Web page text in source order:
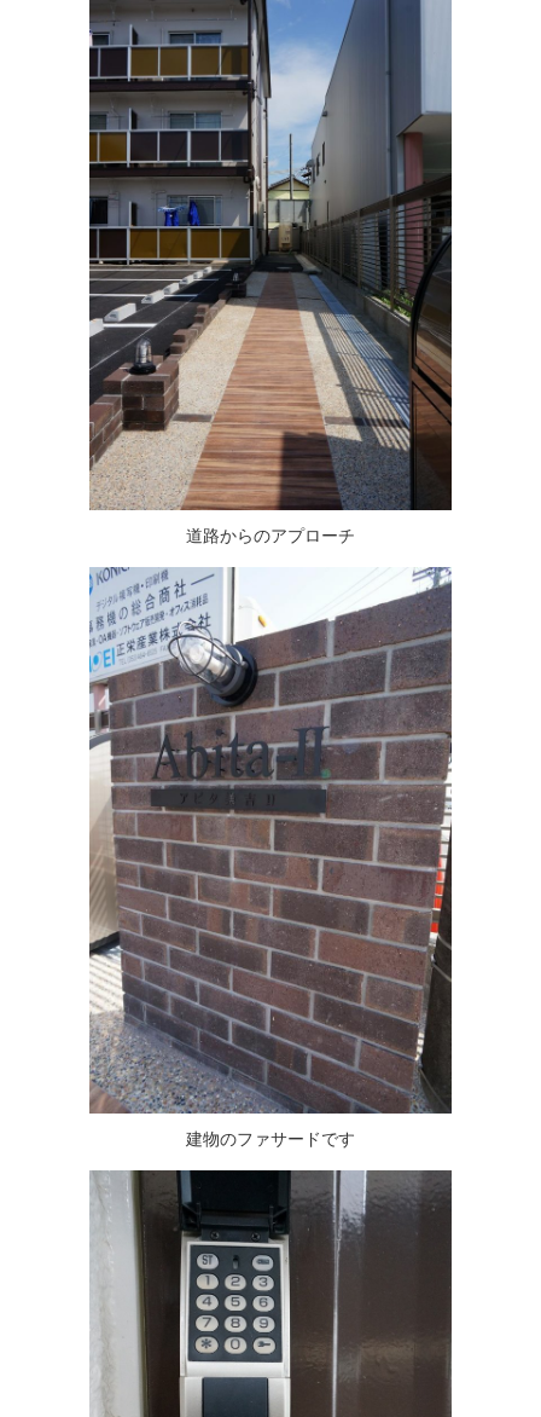
道路からのアプローチ
建物のファサードです